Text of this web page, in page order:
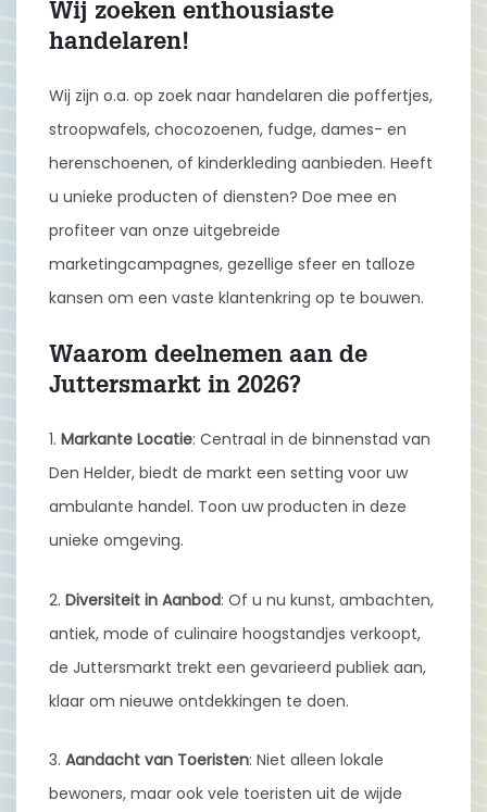
Wij zoeken enthousiaste
handelaren!
Wij zijn o.a. op zoek naar handelaren die poffertjes,
stroopwafels, chocozoenen, fudge, dames- en
herenschoenen, of kinderkleding aanbieden. Heeft
u unieke producten of diensten? Doe mee en
profiteer van onze uitgebreide
marketingcampagnes, gezellige sfeer en talloze
kansen om een vaste klantenkring op te bouwen.
Waarom deelnemen aan de
Juttersmarkt in 2026?
1. Markante Locatie: Centraal in de binnenstad van
Den Helder, biedt de markt een setting voor uw
ambulante handel. Toon uw producten in deze
unieke omgeving.
2. Diversiteit in Aanbod: Of u nu kunst, ambachten,
antiek, mode of culinaire hoogstandjes verkoopt,
de Juttersmarkt trekt een gevarieerd publiek aan,
klaar om nieuwe ontdekkingen te doen.
3. Aandacht van Toeristen: Niet alleen lokale
bewoners, maar ook vele toeristen uit de wijde